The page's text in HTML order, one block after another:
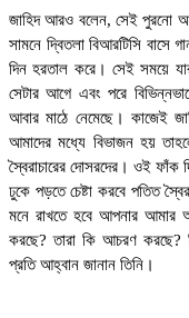
জাহিদ আরও বলেন, সেই পুরনো
সামনে দ্বিতলা বিআরটিসি বাসে
দিন হরতাল করে। সেই সময়ে
সেটার আগে এবং পরে
আবার মাঠে নেমেছে। কাজেই
আমাদের মধ্যে বিভাজন হয়
স্বৈরাচারের দোসরদের। ওই ফাঁক
ঢুকে পড়তে চেষ্টা করবে পতিত
মনে রাখতে হবে আপনার আমার
করছে? তারা কি আচরণ করছে?
প্রতি আহ্বান জানান তিনি।